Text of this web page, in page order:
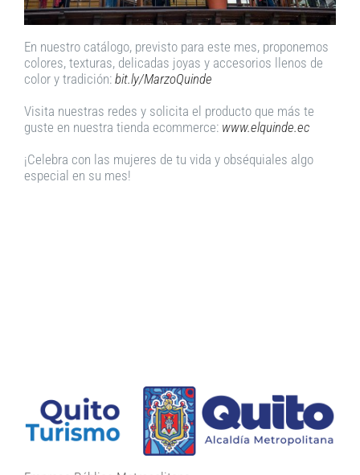
En nuestro catálogo, previsto para este mes, proponemos
colores, texturas, delicadas joyas y accesorios llenos de
color y tradición: bit.ly/MarzoQuinde
Visita nuestras redes y solicita el producto que más te
guste en nuestra tienda ecommerce: www.elquinde.ec
¡Celebra con las mujeres de tu vida y obséquiales algo
especial en su mes!